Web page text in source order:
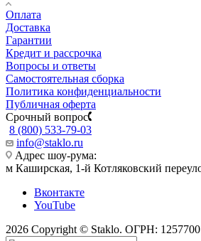
Оплата
Доставка
Гарантии
Кредит и рассрочка
Вопросы и ответы
Самостоятельная сборка
Политика конфиденциальности
Публичная оферта
Срочный вопрос
8 (800) 533-79-03
info@staklo.ru
Адрес шоу-рума:
м Каширская, 1-й Котляковский
Вконтакте
YouTube
2026 Copyright © Staklo. ОГРН: